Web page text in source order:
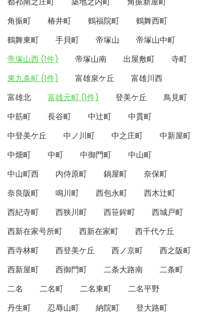
角振町
椿井町 鶴福院町
鶴舞西町
鶴舞東町
手貝町 帝塚山
帝塚山中町
帝塚山西 (1件)
帝塚山南 出屋敷町
寺町
東九条町 (1件)
富雄泉ケ丘
富雄川西
富雄北
富雄元町 (1件) 登美ケ丘
鳥見町
中筋町
長谷町 中辻町
中貫町
中登美ケ丘
中ノ川町 中之庄町
中新屋町
中畑町
中町 中御門町
中山町
中山町西
内侍原町 鍋屋町
奈保町
奈良阪町
鳴川町 西包永町
西木辻町
西紀寺町
西狭川町 西笹鉾町
西城戸町
西新在家号所町
西新在家町
西千代ケ丘
西寺林町
西登美ケ丘 西ノ京町
西之阪町
西新屋町
西御門町 二条大路南
二条町
二名
二名町 二名東町
二名平野
丹生町
忍辱山町 納院町
登大路町